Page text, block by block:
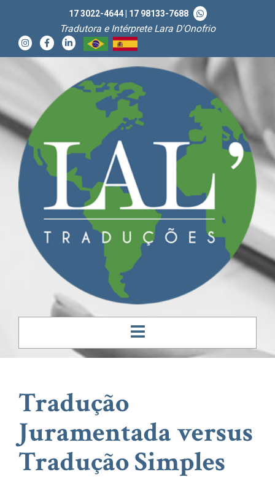
17 3022-4644| 17 98133-7688
Tradutora e Intérprete Lara D'Onofrio
Tradução
Juramentada versus
Tradução Simples